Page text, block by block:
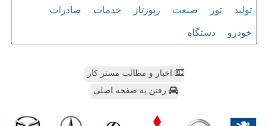
تولید تور صنعت رپورتاژ خدمات صادرات
خودرو دستگاه
اخبار و مطالب مستر کار
رفتن به صفحه اصلی